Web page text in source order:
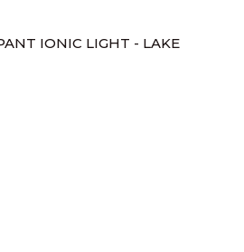
IONIC LIGHT - LAKE